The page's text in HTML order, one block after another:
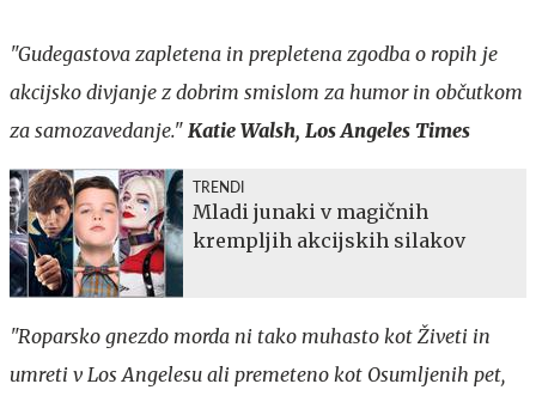
"Gudegastova zapletena in prepletena zgodba o ropih je
akcijsko divjanje z dobrim smislom za humor in občutkom
za samozavedanje." Katie Walsh, Los Angeles Times
TRENDI
Mladi junaki v magičnih
krempljih akcijskih silakov
"Roparsko gnezdo morda ni tako muhasto kot Živeti in
umreti v Los Angelesu ali premeteno kot Osumljenih pet,